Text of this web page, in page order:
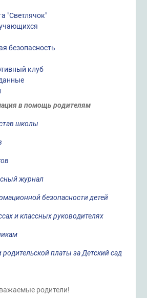
"Светлячок"
безопасность
клуб
в помощь родителям
школы
журнал
безопасности детей
и классных руководителях
платы за Детский сад
родители!